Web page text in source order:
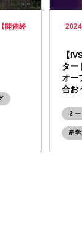
開催終
【
ター
オー
合お
ミ
産